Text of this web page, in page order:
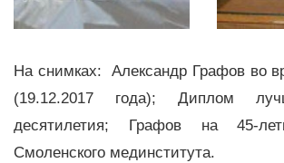
На снимках: Александр Графов во
(19.12.2017 года); Диплом
десятилетия; Графов на 45-
Смоленского мединститута.